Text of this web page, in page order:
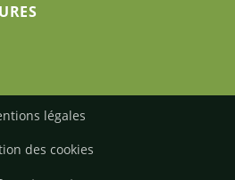
légales
des cookies